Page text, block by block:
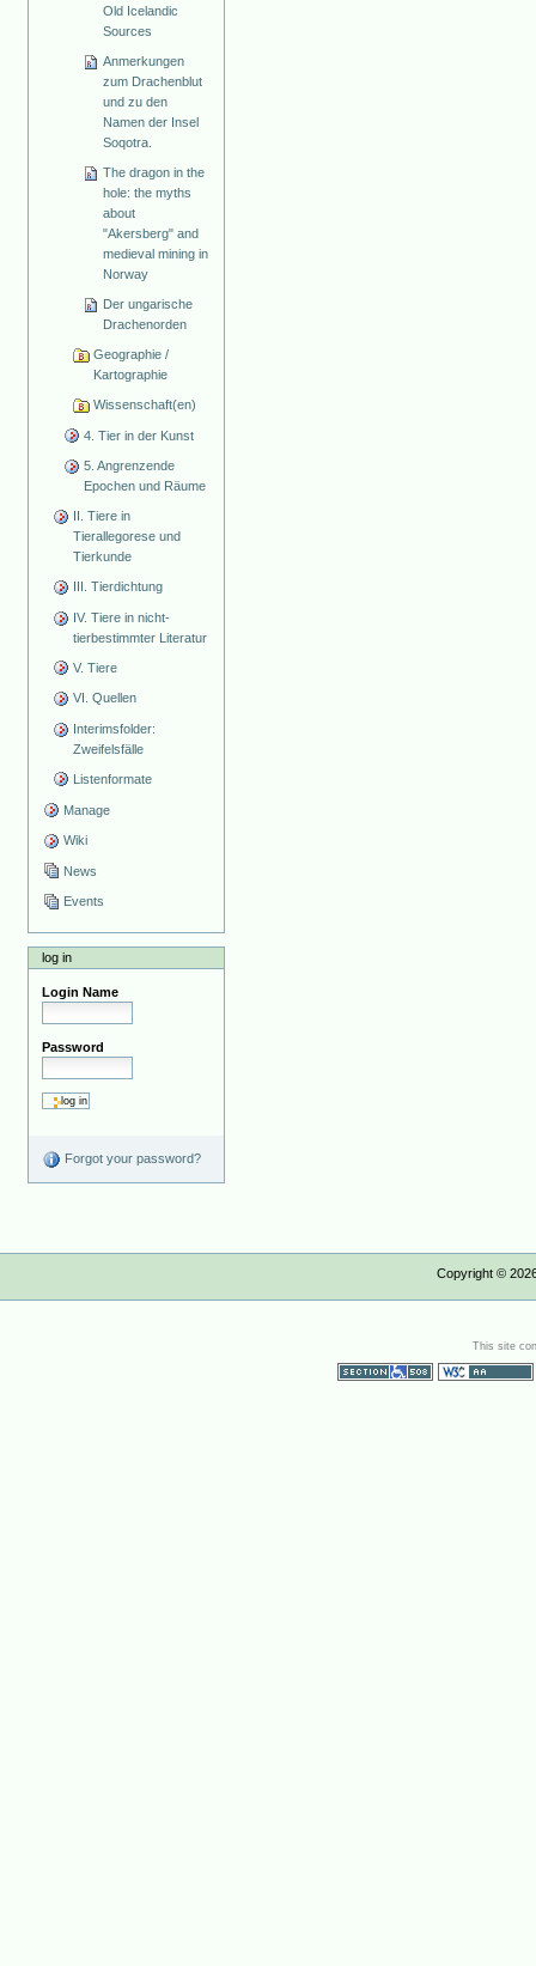
Old Icelandic
Sources
Anmerkungen
zum Drachenblut
und zu den
Namen der Insel
Soqotra.
The dragon in the
hole: the myths
about
"Akersberg" and
medieval mining in
Norway
Der ungarische
Drachenorden
Geographie /
Kartographie
Wissenschaft(en)
4. Tier in der Kunst
5. Angrenzende
Epochen und Räume
II. Tiere in
Tierallegorese und
Tierkunde
III. Tierdichtung
IV. Tiere in nicht-
tierbestimmter Literatur
V. Tiere
VI. Quellen
Interimsfolder:
Zweifelsfälle
Listenformate
Manage
Wiki
News
Events
log in
Login Name
Password
Forgot your password?
Copyright ©
This site